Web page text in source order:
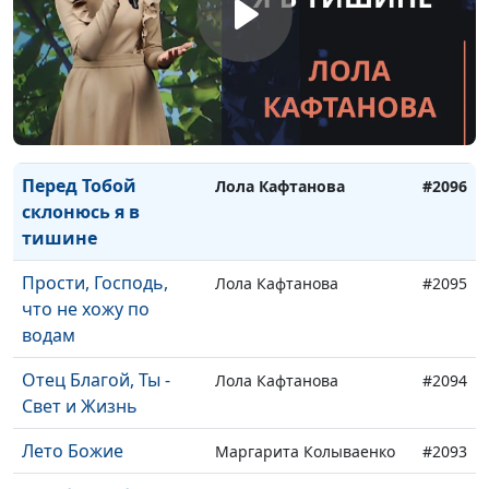
Услышь, услышь
меня, мой Бог!
Лола Кафтанова #2098
Господь нас создал
в этот мир
Лола Кафтанова #2097
Перед Тобой
склонюсь я в
тишине
Лола Кафтанова #2096
Прости, Господь,
что не хожу по
водам
Лола Кафтанова #2095
Отец Благой, Ты -
Свет и Жизнь
Лола Кафтанова #2094
Лето Божие Маргарита Колываенко #2093